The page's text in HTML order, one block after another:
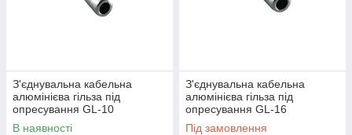
З'єднувальна кабельна
алюмінієва гільза під
опресування GL-10
В наявності
З'єднувальна кабельна
алюмінієва гільза під
опресування GL-16
Під замовлення